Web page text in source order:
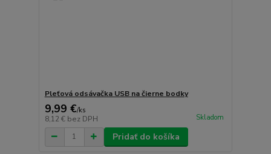
Pleťová odsávačka USB na čierne bodky
9,99 €/ks
8,12 € bez DPH Skladom
Pridať do košíka